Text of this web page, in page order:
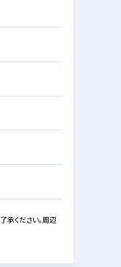
承ください。周辺